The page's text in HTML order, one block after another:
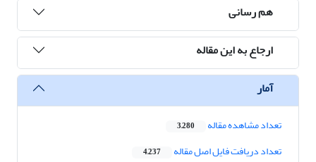
هم رسانی
ارجاع به این مقاله
آمار
تعداد مشاهده مقاله 3,280
تعداد دریافت فایل اصل مقاله 4,237